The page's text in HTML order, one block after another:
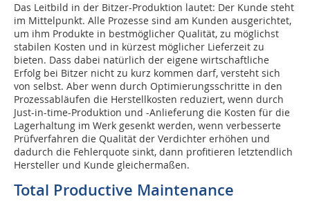
Das Leitbild in der Bitzer-Produktion lautet: Der Kunde steht
im Mittelpunkt. Alle Prozesse sind am Kunden ausgerichtet,
um ihm Produkte in bestmöglicher Qualität, zu möglichst
stabilen Kosten und in kürzest möglicher Lieferzeit zu
bieten. Dass dabei natürlich der eigene wirtschaftliche
Erfolg bei Bitzer nicht zu kurz kommen darf, versteht sich
von selbst. Aber wenn durch Optimierungsschritte in den
Prozessabläufen die Herstellkosten reduziert, wenn durch
Just-in-time-Produktion und -Anlieferung die Kosten für die
Lagerhaltung im Werk gesenkt werden, wenn verbesserte
Prüfverfahren die Qualität der Verdichter erhöhen und
dadurch die Fehlerquote sinkt, dann profitieren letztendlich
Hersteller und Kunde gleichermaßen.
Total Productive Maintenance